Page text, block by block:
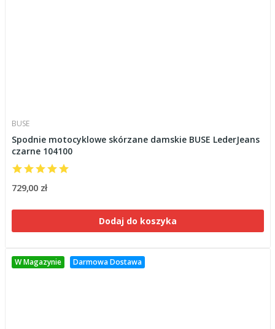
BUSE
Spodnie motocyklowe skórzane damskie BUSE LederJeans
czarne 104100
729,00 zł
Dodaj do koszyka
W Magazynie Darmowa Dostawa